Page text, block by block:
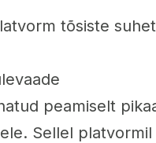
tõsiste
peamiselt
Sellel